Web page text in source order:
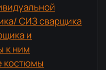
СИЗ сварщика
и
к ним
костюмы